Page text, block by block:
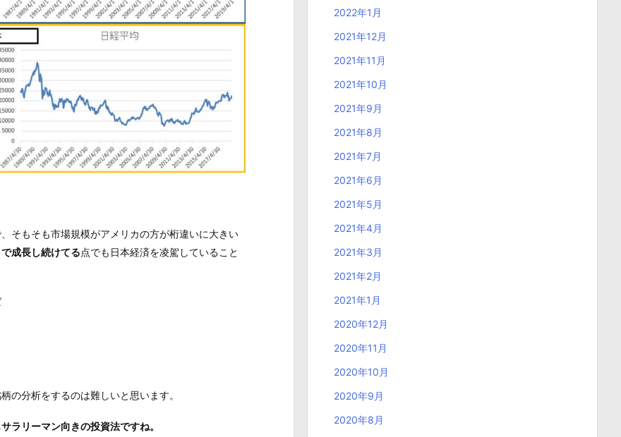
そもそも市場規模がアメリカの方が桁違いに大きい
成長し続けてる点でも日本経済を凌駕していること
の分析をするのは難しいと思います。
ラリーマン向きの投資法ですね。
2022年1月
2021年12月
2021年11月
2021年10月
2021年9月
2021年8月
2021年7月
2021年6月
2021年5月
2021年4月
2021年3月
2021年2月
2021年1月
2020年12月
2020年11月
2020年10月
2020年9月
2020年8月